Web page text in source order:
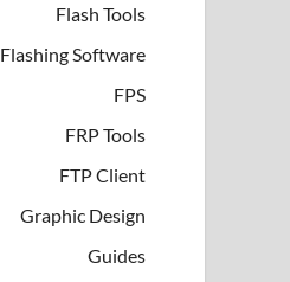
Flash Tools
Flashing Software
FPS
FRP Tools
FTP Client
Graphic Design
Guides